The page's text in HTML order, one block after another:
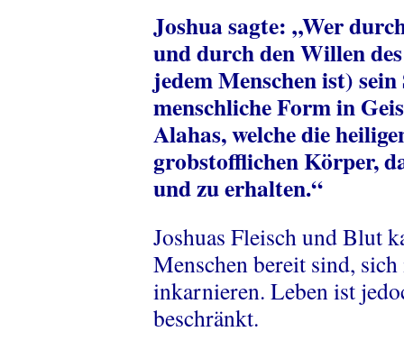
Joshua sagte: „Wer
und durch den Willen
jedem Menschen ist)
menschliche Form in
Alahas, welche die
grobstofflichen Körper,
und zu erhalten.“
Joshuas Fleisch und Blut
Menschen bereit sind,
inkarnieren. Leben ist
beschränkt.